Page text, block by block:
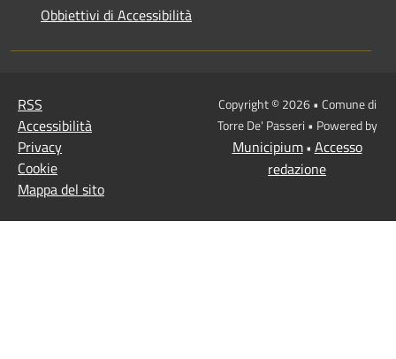
Obbiettivi di Accessibilità
RSS
Accessibilità
Privacy
Cookie
Mappa del sito
Copyright © 2026 • Comune di
Torre De' Passeri • Powered by
Municipium• Accesso
redazione